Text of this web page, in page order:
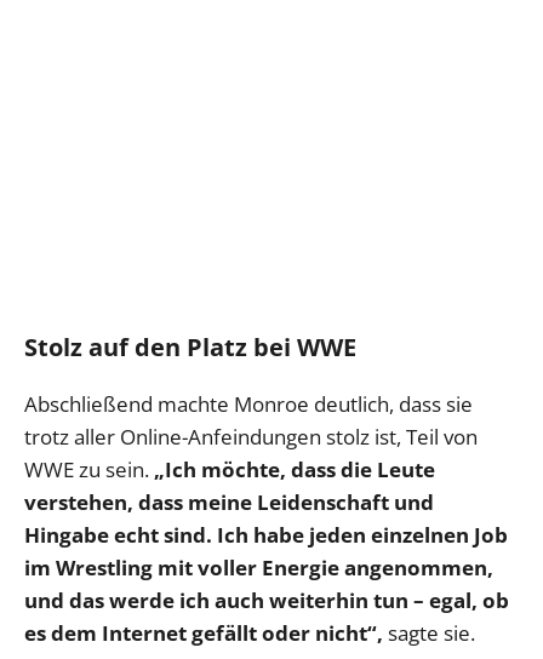
Stolz auf den Platz bei WWE
Abschließend machte Monroe deutlich, dass sie
trotz aller Online-Anfeindungen stolz ist, Teil von
WWE zu sein. „Ich möchte, dass die Leute
verstehen, dass meine Leidenschaft und
Hingabe echt sind. Ich habe jeden einzelnen Job
im Wrestling mit voller Energie angenommen,
und das werde ich auch weiterhin tun – egal, ob
es dem Internet gefällt oder nicht“, sagte sie.